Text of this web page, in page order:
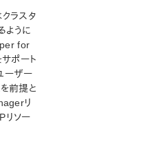
ートマトリックス
for Windows
for Windows
ラスタ
ように
for
ポート
ーザー
前提と
リ
リソー